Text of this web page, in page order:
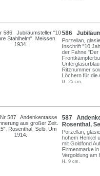
586
Porzellan,
Inschrift "10
der Fahne "Der
Ritznummer
Löchern für die
D. 25 cm.
587
Rosenthal,
Porzellan,
hohem Henkel
mit Goldfond
Firmenmarke
Vergoldung am
H. 9 cm.